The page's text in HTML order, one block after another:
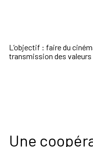
L’objectif : faire du
transmission des
Une